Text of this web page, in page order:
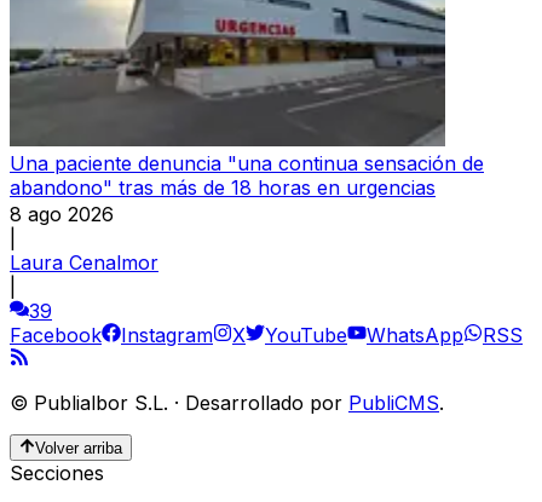
Una paciente denuncia "una continua sensación de
abandono" tras más de 18 horas en urgencias
8 ago 2026
Laura Cenalmor
39
Facebook
Instagram X YouTube WhatsApp RSS
© Publialbor S.L. · Desarrollado por PubliCMS.
Volver arriba
Secciones